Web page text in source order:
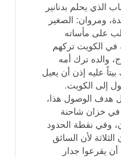
الذي يحلم بدنانير
ومروان: الصغير
على مأساته
في الكويت تركهم
والده ترك أمه
بيتاً عليه إذن أن يعيل
إلى الكويت.
هدف الوصول هذا،
في خزان شاحنة
وفي نقطة الحدود
لأن السائق
يقرعوا جدار